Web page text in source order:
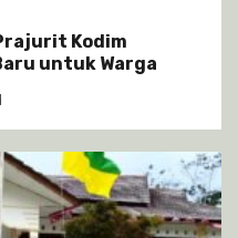
Kodim
untuk Warga